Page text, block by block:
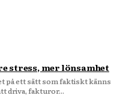
stress, mer lönsamhet
på ett sätt som faktiskt känns
driva, fakturor...